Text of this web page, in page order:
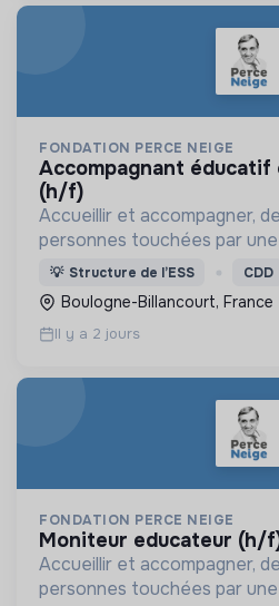
FONDATION PERCE NEIGE
accompagnant éducatif et social (aes)
(h/f)
Accueillir et accompagner,
personnes touchées par
un handicap physique ou
💡 Structure de l’ESS CDD
Boulogne-Billancourt, France
Il y a 2 jours
FONDATION PERCE NEIGE
moniteur educateur (h/
Accueillir et accompagner,
personnes touchées par